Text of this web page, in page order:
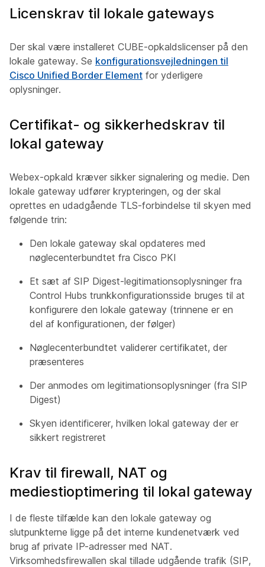
Licenskrav til lokale gateways
Der skal være installeret CUBE-opkaldslicenser på den
lokale gateway. Se konfigurationsvejledningen til
Cisco Unified Border Element for yderligere
oplysninger.
Certifikat- og sikkerhedskrav til
lokal gateway
Webex-opkald kræver sikker signalering og medie. Den
lokale gateway udfører krypteringen, og der skal
oprettes en udadgående TLS-forbindelse til skyen med
følgende trin:
Den lokale gateway skal opdateres med
nøglecenterbundtet fra Cisco PKI
Et sæt af SIP Digest-legitimationsoplysninger fra
Control Hubs trunkkonfigurationsside bruges til at
konfigurere den lokale gateway (trinnene er en
del af konfigurationen, der følger)
Nøglecenterbundtet validerer certifikatet, der
præsenteres
Der anmodes om legitimationsoplysninger (fra SIP
Digest)
Skyen identificerer, hvilken lokal gateway der er
sikkert registreret
Krav til firewall, NAT og
mediestioptimering til lokal gateway
I de fleste tilfælde kan den lokale gateway og
slutpunkterne ligge på det interne kundenetværk ved
brug af private IP-adresser med NAT.
Virksomhedsfirewallen skal tillade udgående trafik (SIP,